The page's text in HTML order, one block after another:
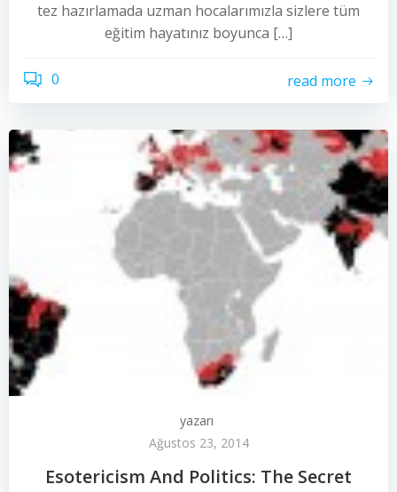
tez hazırlamada uzman hocalarımızla sizlere tüm
eğitim hayatınız boyunca […]
0 read more
yazarı
Ağustos 23, 2014
Esotericism And Politics: The Secret